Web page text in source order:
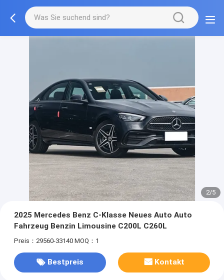
2/5
2025 Mercedes Benz C-Klasse Neues Auto Auto
Fahrzeug Benzin Limousine C200L C260L
Preis：29560-33140 MOQ：1
Bestpreis Kontakt